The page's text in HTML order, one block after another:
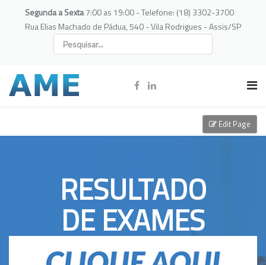
Segunda a Sexta7:00 as 19:00 - Telefone: (18) 3302-3700
Rua Elias Machado de Pádua, 540 - Vila Rodrigues - Assis/SP
RESULTADO
DE EXAMES
Edit Page